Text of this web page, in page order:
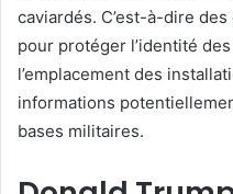
caviardés. C’est-à-dire
pour protéger l’identité
l’emplacement des
informations
bases militaires.